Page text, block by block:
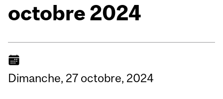
octobre 2024
Dimanche, 27 octobre, 2024